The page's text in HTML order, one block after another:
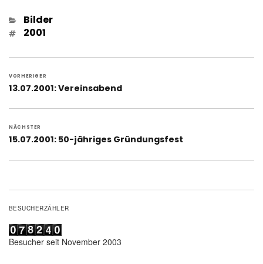
Kategorien
Bilder
Schlagwörter
2001
VORHERIGER
Vorheriger
13.07.2001: Vereinsabend
NÄCHSTER
Nächster
15.07.2001: 50-jähriges Gründungsfest
BESUCHERZÄHLER
Besucher seit November 2003